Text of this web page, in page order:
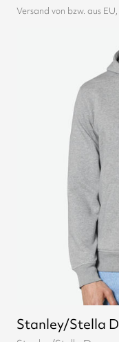
Versand von bzw. aus EU,
Stanley/Stella